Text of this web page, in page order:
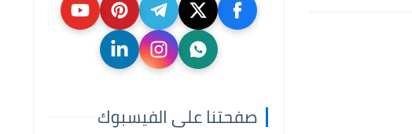
صفحتنا على الفيسبوك